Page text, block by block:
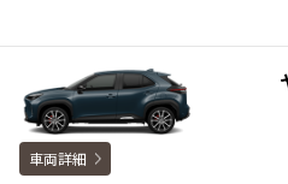
車両詳細